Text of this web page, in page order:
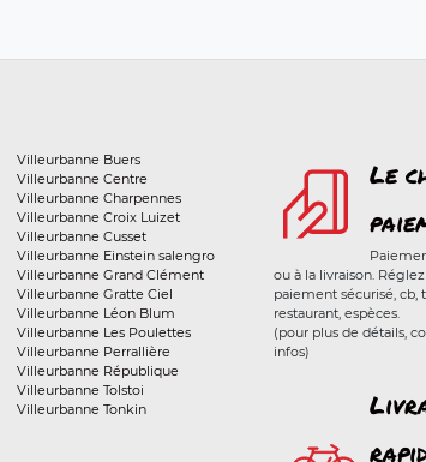
Villeurbanne Buers
Villeurbanne Centre
Villeurbanne Charpennes
Villeurbanne Croix Luizet
Villeurbanne Cusset
Villeurbanne Einstein salengro
Villeurbanne Grand Clément
Villeurbanne Gratte Ciel
Villeurbanne Léon Blum
Villeurbanne Les Poulettes
Villeurbanne Perrallière
Villeurbanne République
Villeurbanne Tolstoi
Villeurbanne Tonkin
Le
ou à la livraison.
paiement sécurisé, cb,
restaurant, espèces.
(pour plus de détails,
infos)